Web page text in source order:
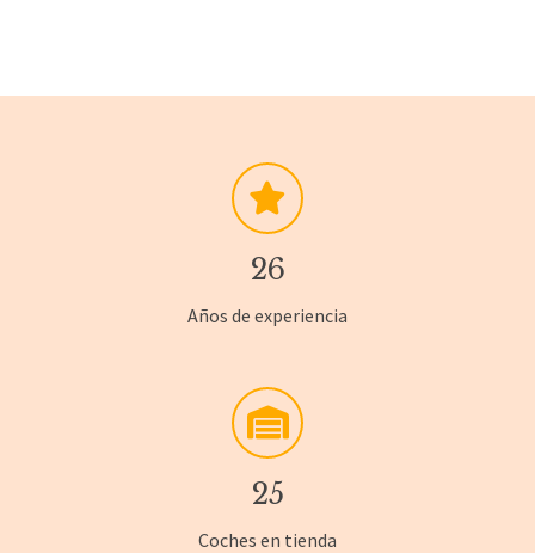
26
Años de experiencia
25
Coches en tienda